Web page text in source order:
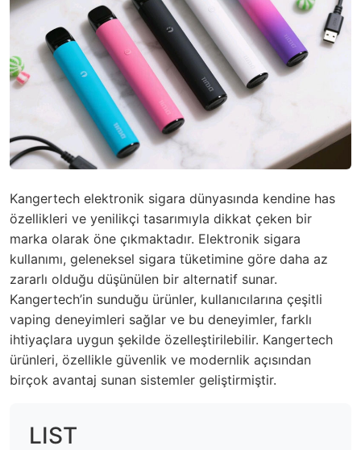
Kangertech elektronik sigara dünyasında kendine has
özellikleri ve yenilikçi tasarımıyla dikkat çeken bir
marka olarak öne çıkmaktadır. Elektronik sigara
kullanımı, geleneksel sigara tüketimine göre daha az
zararlı olduğu düşünülen bir alternatif sunar.
Kangertech’in sunduğu ürünler, kullanıcılarına çeşitli
vaping deneyimleri sağlar ve bu deneyimler, farklı
ihtiyaçlara uygun şekilde özelleştirilebilir. Kangertech
ürünleri, özellikle güvenlik ve modernlik açısından
birçok avantaj sunan sistemler geliştirmiştir.
LIST